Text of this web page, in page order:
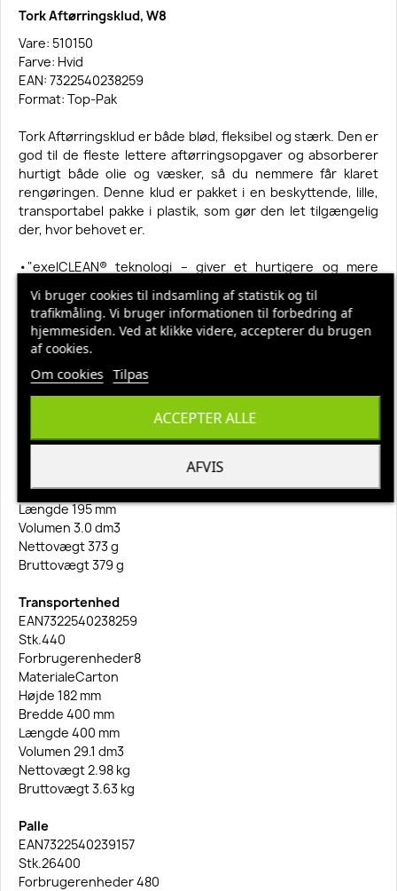
Tork Aftørringsklud, W8
Vare: 510150
Farve: Hvid
EAN: 7322540238259
Format: Top-Pak
Tork Aftørringsklud er både blød, fleksibel og stærk. Den er
god til de fleste lettere aftørringsopgaver og absorberer
hurtigt både olie og væsker, så du nemmere får klaret
rengøringen. Denne klud er pakket i en beskyttende, lille,
transportabel pakke i plastik, som gør den let tilgængelig
der, hvor behovet er.
•"exelCLEAN® teknologi – giver et hurtigere og mere
•En blød og fleksibel klud, som gør det nemmere at komme
ind i sprækker, kroge og hjørner.
•Kluden indeholder ikke silikone og efterlader ingen rester
Forbrugerenhed
Stk.55
Bredde 161 mm
Længde 195 mm
Volumen 3.0 dm3
Nettovægt 373 g
Bruttovægt 379 g
Transportenhed
EAN7322540238259
Stk.440
Forbrugerenheder8
MaterialeCarton
Højde 182 mm
Bredde 400 mm
Længde 400 mm
Volumen 29.1 dm3
Nettovægt 2.98 kg
Bruttovægt 3.63 kg
Palle
EAN7322540239157
Stk.26400
Forbrugerenheder 480
Vi bruger cookies til indsamling af statistik og til
trafikmåling. Vi bruger informationen til forbedring af
hjemmesiden. Ved at klikke videre, accepterer du brugen
af cookies.
Om cookies Tilpas
AFVIS
ACCEPTER ALLE